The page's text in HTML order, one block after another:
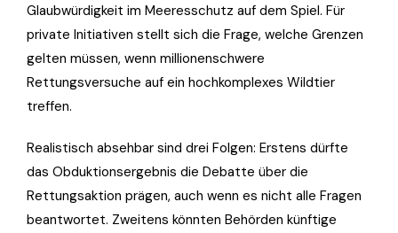
Glaubwürdigkeit im Meeresschutz auf dem Spiel. Für
private Initiativen stellt sich die Frage, welche Grenzen
gelten müssen, wenn millionenschwere
Rettungsversuche auf ein hochkomplexes Wildtier
treffen.
Realistisch absehbar sind drei Folgen: Erstens dürfte
das Obduktionsergebnis die Debatte über die
Rettungsaktion prägen, auch wenn es nicht alle Fragen
beantwortet. Zweitens könnten Behörden künftige